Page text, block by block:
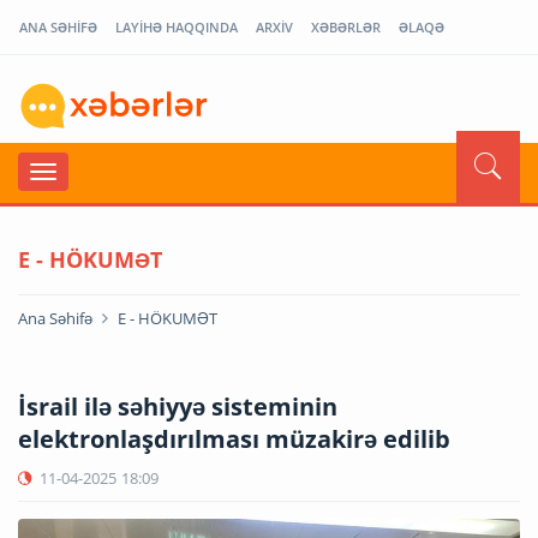
ANA SƏHİFƏ LAYİHƏ HAQQINDA ARXİV XƏBƏRLƏR ƏLAQƏ
E - HÖKUMƏT
Ana Səhifə E - HÖKUMƏT
İsrail ilə səhiyyə sisteminin
elektronlaşdırılması müzakirə edilib
11-04-2025 18:09